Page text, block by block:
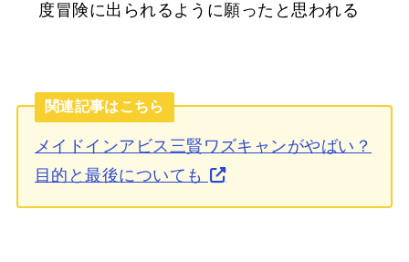
度冒険に出られるように願ったと思われる
関連記事はこちら
メイドインアビス三賢ワズキャンがやばい？
目的と最後についても